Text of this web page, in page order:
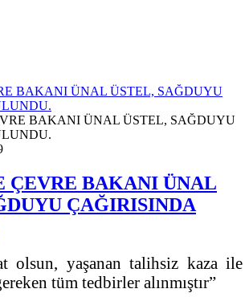
BAKANI ÜNAL ÜSTEL, SAĞDUYU
ÇEVRE BAKANI ÜNAL
ÇAĞIRISINDA
olsun, yaşanan talihsiz kaza ile
tüm tedbirler alınmıştır”